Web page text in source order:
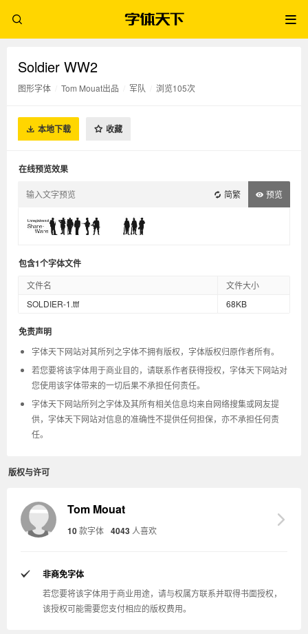
Soldier WW2
图形字体 Tom Mouat出品 军队 浏览105次
本地下载 收藏
在线预览效果
简繁 预览
包含1个字体文件
文件名
文件大小
SOLDIER-1.ttf
68KB
免责声明
字体天下网站对其所列之字体不拥有版权，字体版权归原作者所有。
若您要将该字体用于商业目的，请联系作者获得授权，字体天下网站对
您使用该字体带来的一切后果不承担任何责任。
字体天下网站所列之字体及其所有相关信息均来自网络搜集或网友提
供，字体天下网站对信息的准确性不提供任何担保，亦不承担任何责
任。
版权与许可
Tom Mouat
10款字体 4043 人喜欢
非商免字体
若您要将该字体用于商业用途，请与权属方联系并取得书面授权，
该授权可能需要您支付相应的版权费用。